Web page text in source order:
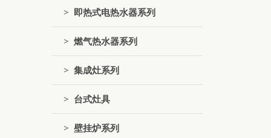
> 即热式电热水器系列
> 燃气热水器系列
> 集成灶系列
> 台式灶具
> 壁挂炉系列